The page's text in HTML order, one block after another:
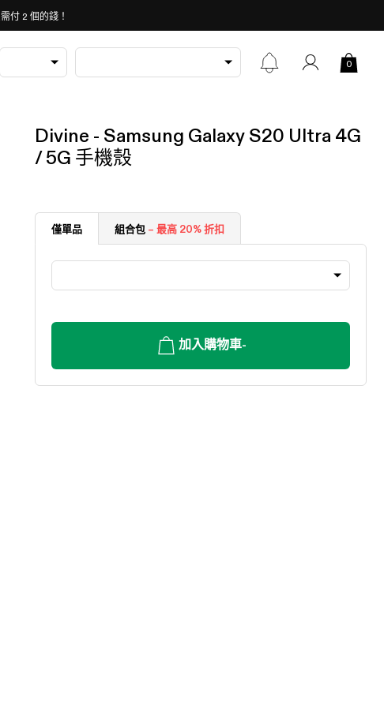
付 2 個的錢！
0
Divine - Samsung Galaxy S20 Ultra 4G
/ 5G 手機殼
僅單品 組合包 – 最高 20% 折扣
加入購物車-